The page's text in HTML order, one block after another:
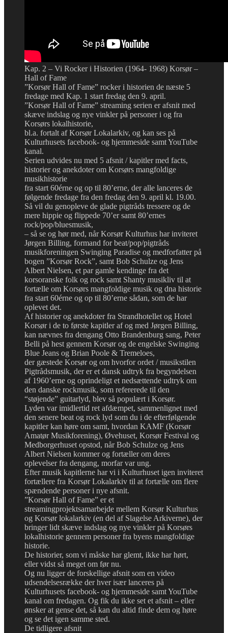
Kap. 2 – Vi Rocker i Historien (1964- 1968) Korsør –
Hall of Fame
”Korsør Hall of Fame” rocker i historien de næste 5
fredage med Kap. 1 start fredag den 9. april.
”Korsør Hall of Fame” streaming serien er afsnit med
skæve indslag og nye vinkler på personer i og fra
Korsørs lokalhistorie,
bl.a. fortalt af Korsør Lokalarkiv, og kan ses på
Kulturhusets facebook- og hjemmeside samt YouTube
kanal.
Serien udvides nu med 5 afsnit / kapitler med facts,
historier og anekdoter om Korsørs mangfoldige
musikhistorie
fra start 60érne og op til 80’erne, der alle lanceres de
følgende fredage fra den fredag den 9. april kl. 19.00.
Så vil du genopleve de glade pigtråds tressere og de
mere hippie og flippede 70’er samt 80’ernes
rock/pop/bluesmusik,
– så se og hør med, når Korsør Kulturhus har inviteret
Jørgen Billing, formand for beat/pop/pigtråds
musikforeningen Swinging Paradise og medforfatter på
bogen ”Korsør Rock”, samt Bob Schulze og Jens
Albert Nielsen, et par gamle kendinge fra det
korsoranske folk og rock samt Shanty musikliv til at
fortælle om Korsørs mangfoldige musik og dna historie
fra start 60érne og op til 80’erne sådan, som de har
oplevet det.
Af historier og anekdoter fra Strandhotellet og Hotel
Korsør i de to første kapitler af og med Jørgen Billing,
kan nævnes fra dengang Otto Brandenburg sang, Peter
Belli på hest gennem Korsør og de engelske Swinging
Blue Jeans og Brian Poole & Tremeloes,
der gæstede Korsør og om hvorfor ordet / musikstilen
Pigtrådsmusik, der er et dansk udtryk fra begyndelsen
af 1960’erne og oprindeligt et nedsættende udtryk om
den danske rockmusik, som refererede til den
“støjende” guitarlyd, blev så populært i Korsør.
Lyden var imidlertid ret afdæmpet, sammenlignet med
den senere beat og rock lyd som du i de efterfølgende
kapitler kan høre om samt, hvordan KAMF (Korsør
Amatør Musikforening), Øvehuset, Korsør Festival og
Medborgerhuset opstod, når Bob Schulze og Jens
Albert Nielsen kommer og fortæller om deres
oplevelser fra dengang, morfar var ung.
Efter musik kapitlerne har vi i Kulturhuset igen inviteret
fortællere fra Korsør Lokalarkiv til at fortælle om flere
spændende personer i nye afsnit.
”Korsør Hall of Fame” er et
streamingprojektsamarbejde mellem Korsør Kulturhus
og Korsør lokalarkiv (en del af Slagelse Arkiverne), der
bringer lidt skæve indslag og nye vinkler på Korsørs
lokalhistorie gennem personer fra byens mangfoldige
historie.
De historier, som vi måske har glemt, ikke har hørt,
eller vidst så meget om før nu.
Og nu ligger de forskellige afsnit som en video
udsendelsesrække der hver især lanceres på
Kulturhusets facebook- og hjemmeside samt YouTube
kanal om fredagen. Og fik du ikke set et afsnit – eller
ønsker at gense det, så kan du altid finde dem og høre
og se det igen samme sted.
De tidligere afsnit